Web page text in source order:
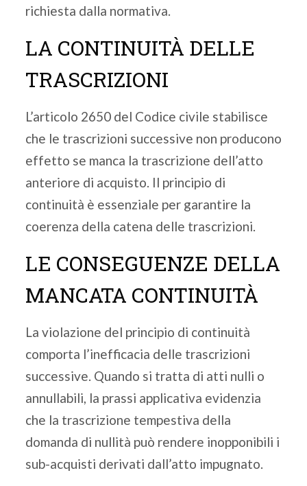
richiesta dalla normativa.
LA CONTINUITÀ DELLE
TRASCRIZIONI
L’articolo 2650 del Codice civile stabilisce
che le trascrizioni successive non producono
effetto se manca la trascrizione dell’atto
anteriore di acquisto. Il principio di
continuità è essenziale per garantire la
coerenza della catena delle trascrizioni.
LE CONSEGUENZE DELLA
MANCATA CONTINUITÀ
La violazione del principio di continuità
comporta l’inefficacia delle trascrizioni
successive. Quando si tratta di atti nulli o
annullabili, la prassi applicativa evidenzia
che la trascrizione tempestiva della
domanda di nullità può rendere inopponibili i
sub-acquisti derivati dall’atto impugnato.